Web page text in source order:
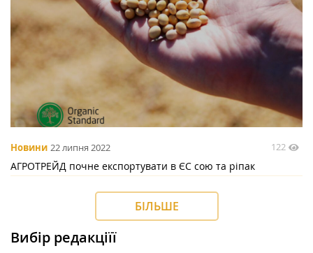
Новини 22 липня 2022 122
АГРОТРЕЙД почне експортувати в ЄС сою та ріпак
БІЛЬШЕ
Вибір редакціїї